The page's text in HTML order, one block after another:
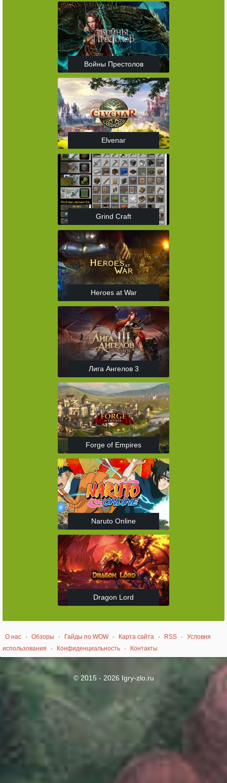
Войны Престолов
Elvenar
Grind Craft
Heroes at War
Лига Ангелов 3
Forge of Empires
Naruto Online
Dragon Lord
О нас · Обзоры · Гайды по WOW · Карта сайта · RSS ·
Условия
использования
· Конфиденциальность · Контакты
© 2015 - 2026 Igry-zlo.ru